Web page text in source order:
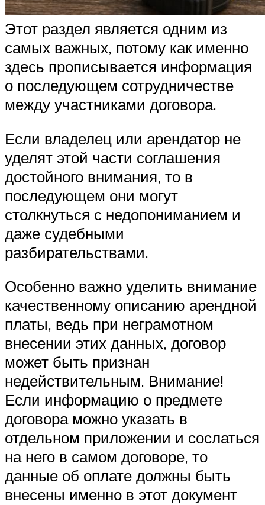
Этот раздел является одним из
самых важных, потому как именно
здесь прописывается информация
о последующем сотрудничестве
между участниками договора.
Если владелец или арендатор не
уделят этой части соглашения
достойного внимания, то в
последующем они могут
столкнуться с недопониманием и
даже судебными
разбирательствами.
Особенно важно уделить внимание
качественному описанию арендной
платы, ведь при неграмотном
внесении этих данных, договор
может быть признан
недействительным. Внимание!
Если информацию о предмете
договора можно указать в
отдельном приложении и сослаться
на него в самом договоре, то
данные об оплате должны быть
внесены именно в этот документ